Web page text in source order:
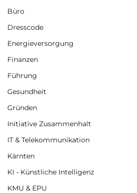
Büro
Dresscode
Energieversorgung
Finanzen
Führung
Gesundheit
Gründen
Initiative Zusammenhalt
IT & Telekommunikation
Kärnten
KI - Künstliche Intelligenz
KMU & EPU